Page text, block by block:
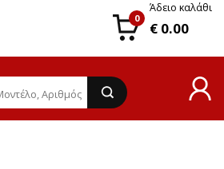
0
Άδειο καλάθι
€ 0.00